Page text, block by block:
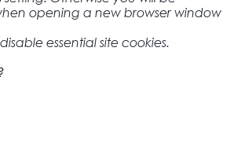
opening a new browser window
essential site cookies.